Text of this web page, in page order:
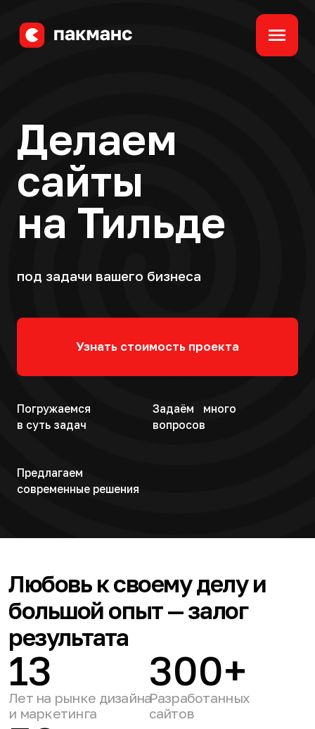
Делаем
сайты
на Тильде
под задачи вашего бизнеса
Погружаемся
современные решения
Любовь к своему делу и
результата
Лет на рынке дизайна
и маркетинга
Разработанных
сайтов
50+
Созданных
корпоративных
стилей
Мы работаем как с начинающим бизнесом,
помогая своим опытом, так и с крупными,
сетевыми компаниями.